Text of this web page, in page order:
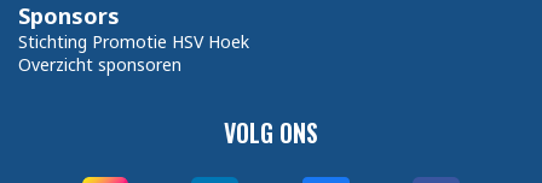
VOLG ONS
Sponsors
Stichting Promotie HSV Hoek
Overzicht sponsoren